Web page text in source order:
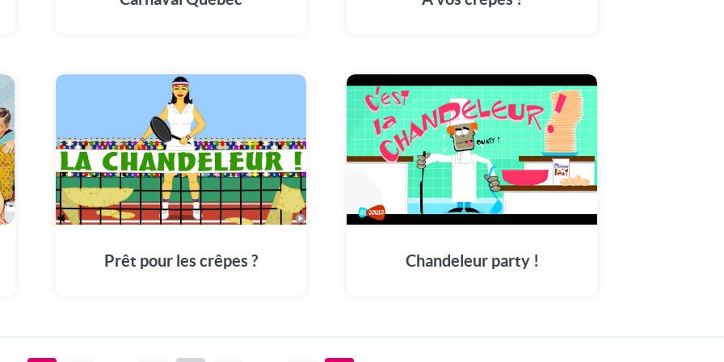
bonnes crêpes pour la chandeleur ! Bonne
Prêt pour les crêpes ? Chandeleur party !